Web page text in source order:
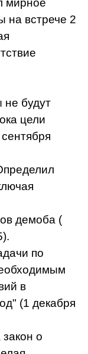
мирное
на встрече 2
будут
цели
демоба (
по
в
(1 декабря
о